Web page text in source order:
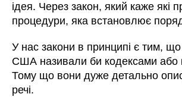
ідея. Через закон, який каже які
процедури, яка встановлює
У нас закони в принципі є тим,
США називали би кодексами або
Тому що вони дуже детально
речі.